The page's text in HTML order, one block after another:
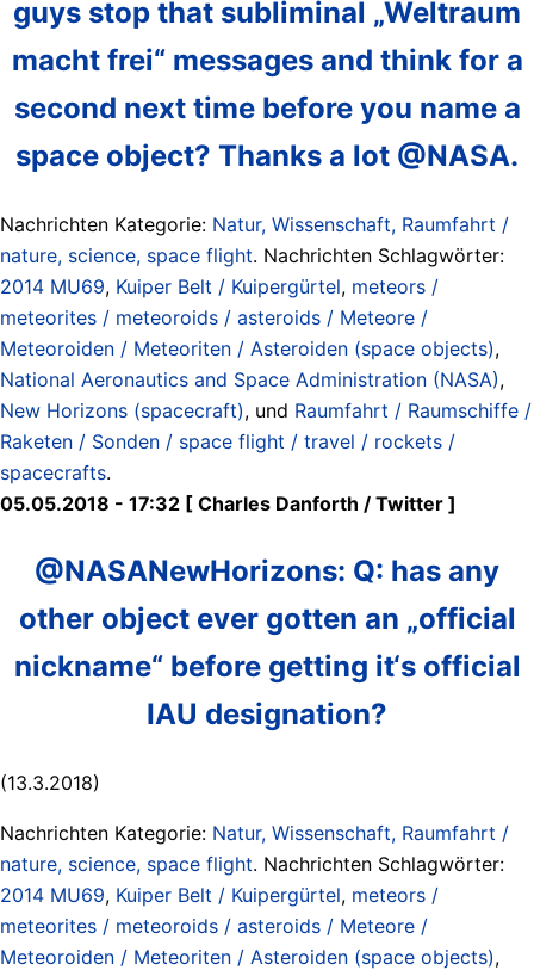
guys stop that subliminal „Weltraum
macht frei“ messages and think for a
second next time before you name a
space object? Thanks a lot @NASA.
Nachrichten Kategorie: Natur, Wissenschaft, Raumfahrt /
nature, science, space flight. Nachrichten Schlagwörter:
2014 MU69, Kuiper Belt / Kuipergürtel, meteors /
meteorites / meteoroids / asteroids / Meteore /
Meteoroiden / Meteoriten / Asteroiden (space objects),
National Aeronautics and Space Administration (NASA),
New Horizons (spacecraft), und Raumfahrt / Raumschiffe /
Raketen / Sonden / space flight / travel / rockets /
spacecrafts.
05.05.2018 - 17:32 [ Charles Danforth ‏/ Twitter ]
@NASANewHorizons: Q: has any
other object ever gotten an „official
nickname“ before getting it‘s official
IAU designation?
(13.3.2018)
Nachrichten Kategorie: Natur, Wissenschaft, Raumfahrt /
nature, science, space flight. Nachrichten Schlagwörter:
2014 MU69, Kuiper Belt / Kuipergürtel, meteors /
meteorites / meteoroids / asteroids / Meteore /
Meteoroiden / Meteoriten / Asteroiden (space objects),